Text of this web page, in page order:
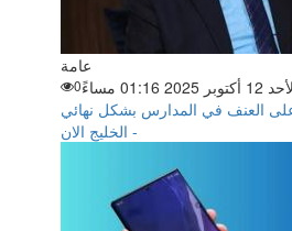
عامة
2025 01:16 مساءً
0
العنف في المدارس بشكل نهائي
- الخليج الان